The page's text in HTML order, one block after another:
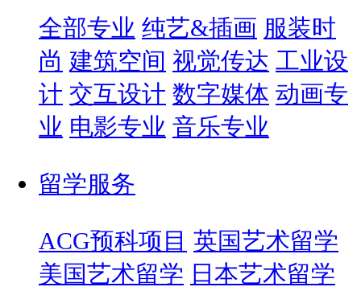
全部专业 纯艺&插画 服装时
尚 建筑空间 视觉传达 工业设
计 交互设计 数字媒体 动画专
业 电影专业 音乐专业
留学服务
ACG预科项目 英国艺术留学
美国艺术留学 日本艺术留学